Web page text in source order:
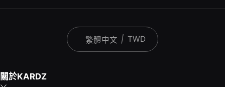
繁體中文 | TWD
關於KARDZ